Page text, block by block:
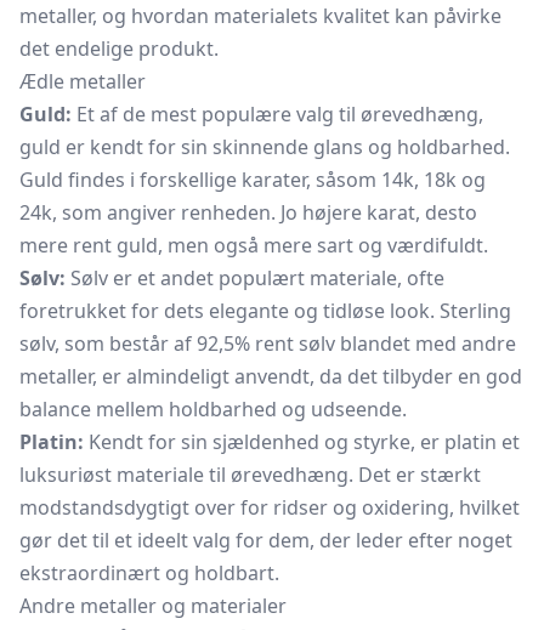
metaller, og hvordan materialets kvalitet kan påvirke
det endelige produkt.
Ædle metaller
Guld: Et af de mest populære valg til ørevedhæng,
guld er kendt for sin skinnende glans og holdbarhed.
Guld findes i forskellige karater, såsom 14k, 18k og
24k, som angiver renheden. Jo højere karat, desto
mere rent guld, men også mere sart og værdifuldt.
Sølv: Sølv er et andet populært materiale, ofte
foretrukket for dets elegante og tidløse look. Sterling
sølv, som består af 92,5% rent sølv blandet med andre
metaller, er almindeligt anvendt, da det tilbyder en god
balance mellem holdbarhed og udseende.
Platin: Kendt for sin sjældenhed og styrke, er platin et
luksuriøst materiale til ørevedhæng. Det er stærkt
modstandsdygtigt over for ridser og oxidering, hvilket
gør det til et ideelt valg for dem, der leder efter noget
ekstraordinært og holdbart.
Andre metaller og materialer